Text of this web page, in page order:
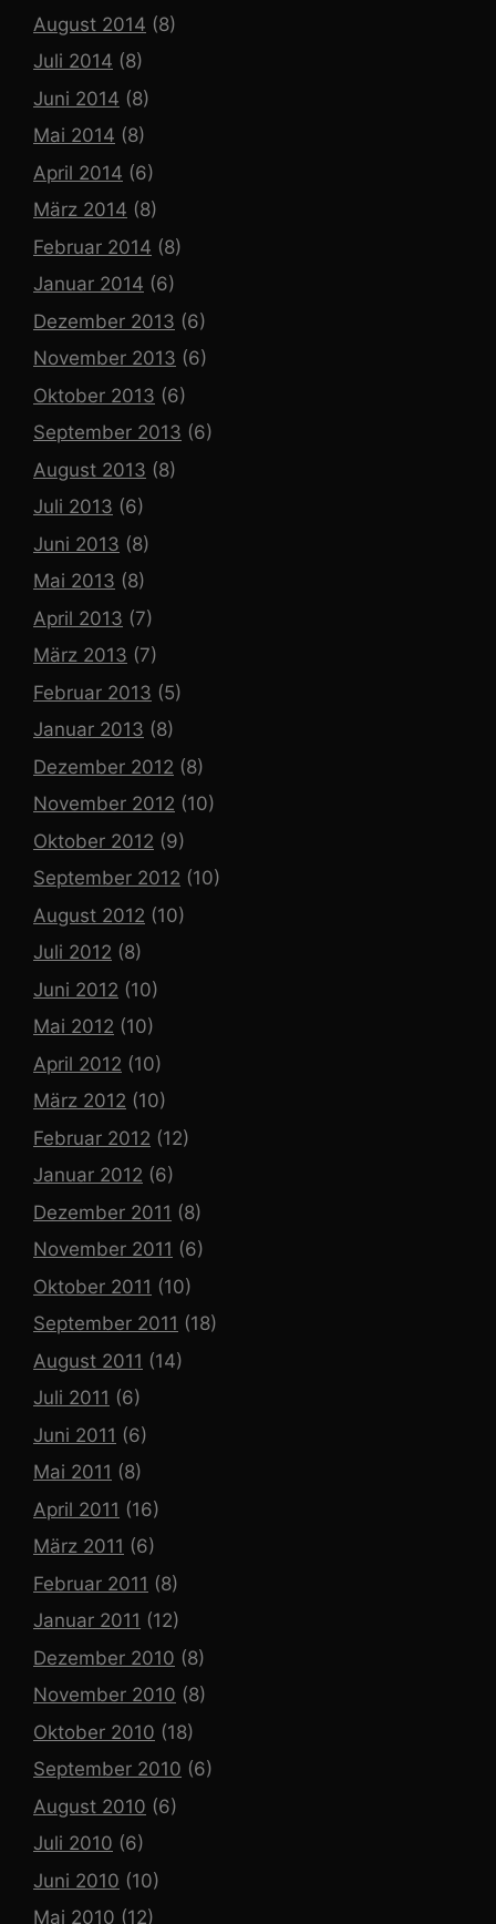
August 2014 (8)
Juli 2014 (8)
Juni 2014 (8)
Mai 2014 (8)
April 2014 (6)
März 2014 (8)
Februar 2014 (8)
Januar 2014 (6)
Dezember 2013 (6)
November 2013 (6)
Oktober 2013 (6)
September 2013 (6)
August 2013 (8)
Juli 2013 (6)
Juni 2013 (8)
Mai 2013 (8)
April 2013 (7)
März 2013 (7)
Februar 2013 (5)
Januar 2013 (8)
Dezember 2012 (8)
November 2012 (10)
Oktober 2012 (9)
September 2012 (10)
August 2012 (10)
Juli 2012 (8)
Juni 2012 (10)
Mai 2012 (10)
April 2012 (10)
März 2012 (10)
Februar 2012 (12)
Januar 2012 (6)
Dezember 2011 (8)
November 2011 (6)
Oktober 2011 (10)
September 2011 (18)
August 2011 (14)
Juli 2011 (6)
Juni 2011 (6)
Mai 2011 (8)
April 2011 (16)
März 2011 (6)
Februar 2011 (8)
Januar 2011 (12)
Dezember 2010 (8)
November 2010 (8)
Oktober 2010 (18)
September 2010 (6)
August 2010 (6)
Juli 2010 (6)
Juni 2010 (10)
Mai 2010 (12)